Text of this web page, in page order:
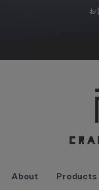
About Products